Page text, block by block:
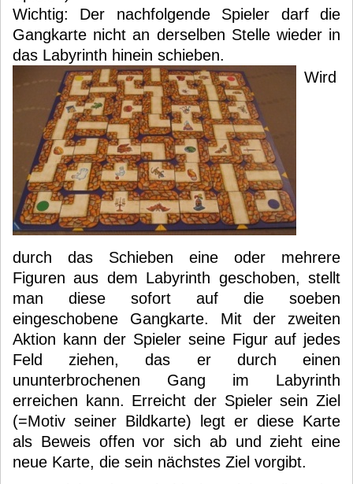
Wichtig: Der nachfolgende Spieler darf die
Gangkarte nicht an derselben Stelle wieder in
das Labyrinth hinein schieben.
Wird
durch das Schieben eine oder mehrere
Figuren aus dem Labyrinth geschoben, stellt
man diese sofort auf die soeben
eingeschobene Gangkarte. Mit der zweiten
Aktion kann der Spieler seine Figur auf jedes
Feld ziehen, das er durch einen
ununterbrochenen Gang im Labyrinth
erreichen kann. Erreicht der Spieler sein Ziel
(=Motiv seiner Bildkarte) legt er diese Karte
als Beweis offen vor sich ab und zieht eine
neue Karte, die sein nächstes Ziel vorgibt.